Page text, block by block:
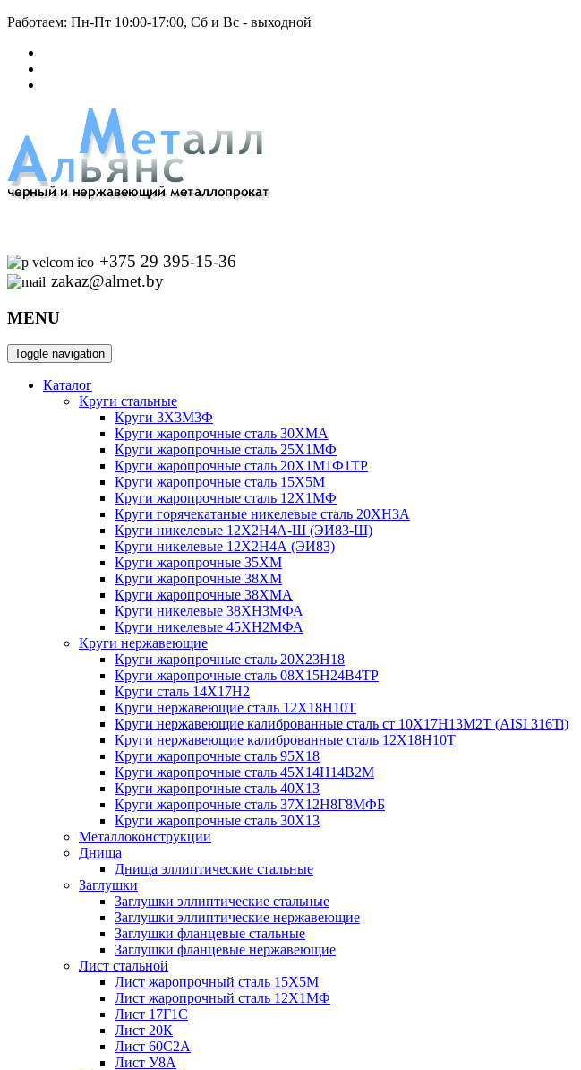
Работаем: Пн-Пт 10:00-17:00, Сб и Вс - выходной
+375 29 395-15-36
zakaz@almet.by
MENU
Toggle navigation
Каталог
Круги стальные
Круги 3Х3М3Ф
Круги жаропрочные сталь 30ХМА
Круги жаропрочные сталь 25Х1МФ
Круги жаропрочные сталь 20Х1М1Ф1ТР
Круги жаропрочные сталь 15Х5М
Круги жаропрочные сталь 12Х1МФ
Круги горячекатаные никелевые сталь 20ХН3А
Круги никелевые 12Х2Н4А-Ш (ЭИ83-Ш)
Круги никелевые 12Х2Н4А (ЭИ83)
Круги жаропрочные 35ХМ
Круги жаропрочные 38ХМ
Круги жаропрочные 38ХМА
Круги никелевые 38XH3MФА
Круги никелевые 45ХН2МФА
Круги нержавеющие
Круги жаропрочные сталь 20Х23Н18
Круги жаропрочные сталь 08Х15Н24В4ТР
Круги сталь 14Х17Н2
Круги нержавеющие сталь 12Х18Н10Т
Круги нержавеющие калиброванные сталь ст 10Х17Н13М2Т (AISI 316Ti)
Круги нержавеющие калиброванные сталь 12Х18Н10Т
Круги жаропрочные сталь 95Х18
Круги жаропрочные сталь 45Х14Н14В2М
Круги жаропрочные сталь 40Х13
Круги жаропрочные сталь 37Х12Н8Г8МФБ
Круги жаропрочные сталь 30Х13
Металлоконструкции
Днища
Днища эллиптические стальные
Заглушки
Заглушки эллиптические стальные
Заглушки эллиптические нержавеющие
Заглушки фланцевые стальные
Заглушки фланцевые нержавеющие
Лист стальной
Лист жаропрочный сталь 15Х5М
Лист жаропрочный сталь 12Х1МФ
Лист 17Г1С
Лист 20К
Лист 60С2А
Лист У8А